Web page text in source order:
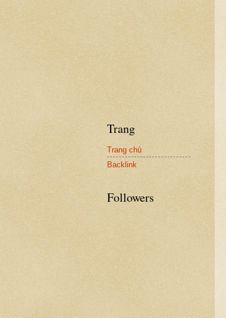
Trang
Trang chủ
Backlink
Followers